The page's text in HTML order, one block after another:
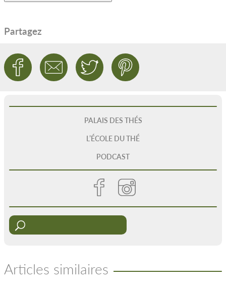
Partagez
PALAIS DES THÉS
L’ÉCOLE DU THÉ
PODCAST
Articles similaires